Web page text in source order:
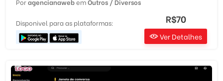
Disponivel para as plataformas: R$70
Ver Detalhes